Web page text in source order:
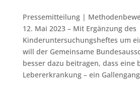
Pressemitteilung |
12. Mai 2023 – Mit Ergänzung des
Kinderuntersuchungsheftes um
will der Gemeinsame
besser dazu beitragen, dass eine
Lebererkrankung – ein